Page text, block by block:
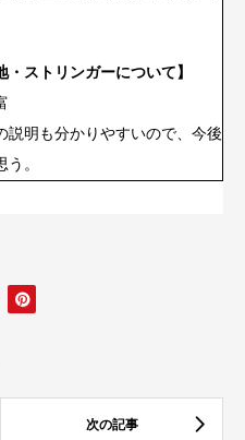
・ストリンガーについて】
説明も分かりやすいので、今後
。